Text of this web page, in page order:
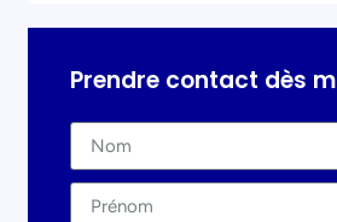
Prendre contact dès